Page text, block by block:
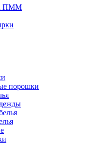
ПММ
порошки